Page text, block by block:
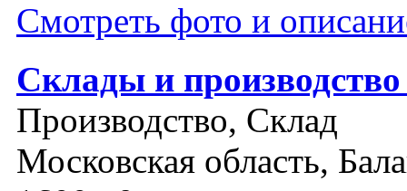
Смотреть фото и
Склады и
Производство, Склад
Московская область,